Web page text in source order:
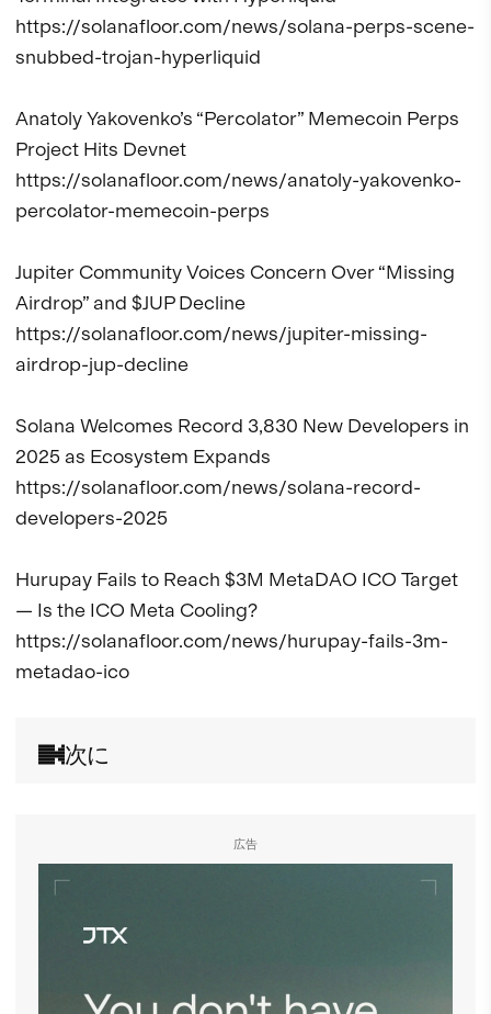
次に
https://solanafloor.com/news/solana-perps-scene-
snubbed-trojan-hyperliquid
Anatoly Yakovenko’s “Percolator” Memecoin Perps
Project Hits Devnet
https://solanafloor.com/news/anatoly-yakovenko-
percolator-memecoin-perps
Jupiter Community Voices Concern Over “Missing
Airdrop” and $JUP Decline
https://solanafloor.com/news/jupiter-missing-
airdrop-jup-decline
Solana Welcomes Record 3,830 New Developers in
2025 as Ecosystem Expands
https://solanafloor.com/news/solana-record-
developers-2025
Hurupay Fails to Reach $3M MetaDAO ICO Target
— Is the ICO Meta Cooling?
https://solanafloor.com/news/hurupay-fails-3m-
metadao-ico
広告